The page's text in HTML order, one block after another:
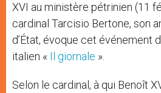
XVI au ministère pétrinien (11
cardinal Tarcisio Bertone, son
d’État, évoque cet événement
italien « Il giornale ».
Selon le cardinal, à qui Benoît